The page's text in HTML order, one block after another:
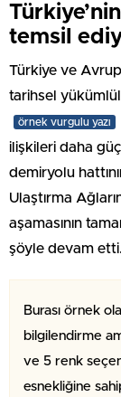
temsil
Türkiye ve
tarihsel
örnek vurgulu yazı
ilişkileri daha
demiryolu
Ulaştırma
aşamasının
şöyle devam etti.
Burası örnek
bilgilendirme
ve 5 renk
esnekliğine